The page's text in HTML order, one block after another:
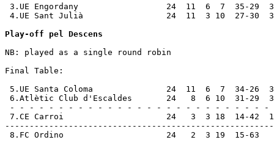
3.UE Engordany                  24  11  6  7  35-29
4.UE Sant Julià                 24  11  3 10  27-30
Play-off pel Descens
NB: played as a single round robin
Final Table:
5.UE Santa Coloma               24  11  6  7  34-26
6.Atlètic Club d'Escaldes       24   8  6 10  31-29
- - - - - - - - - - - - - - - - - - - - - - - - - - -
7.CE Carroi                     24   3  3 18  14-42
8.FC Ordino                     24   2  3 19  15-63